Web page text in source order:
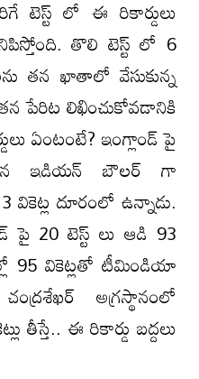
లో ఈ రికార్డులు
తొలి టెస్ట్ లో 6
తన ఖాతాలో వేసుకున్న
పేరిట లిఖించుకోవడానికి
ఏంటంటే? ఇంగ్లాండ్ పై
ఇడియన్ బౌలర్ గా
దూరంలో ఉన్నాడు.
పై 20 టెస్ట్ లు ఆడి 93
95 వికెట్లతో టీమిండియా
అగ్రస్థానంలో
తీస్తే.. ఈ రికార్డు బద్దలు